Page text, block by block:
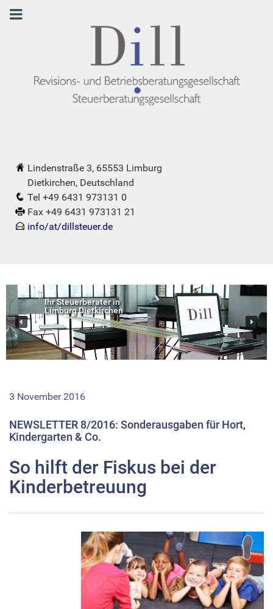
Lindenstraße 3, 65553 Limburg
Dietkirchen, Deutschland
Tel +49 6431 973131 0
Fax +49 6431 973131 21
info/at/dillsteuer.de
Ihr Steuerberater in
Limburg Dietkirchen
3 November 2016
NEWSLETTER 8/2016: Sonderausgaben für Hort,
Kindergarten & Co.
So hilft der Fiskus bei der
Kinderbetreuung